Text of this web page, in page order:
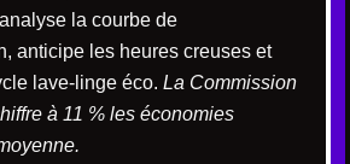
analyse la courbe de
anticipe les heures creuses et
lave-linge éco. La Commission
à 11 % les économies